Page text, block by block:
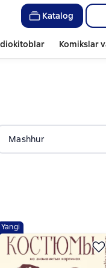
Katalog
Komikslar
Mashhur
Yangi